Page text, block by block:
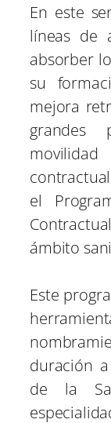
En este
líneas de
absorber
su
mejora
grandes
el
ámbito
Este
duración
de la